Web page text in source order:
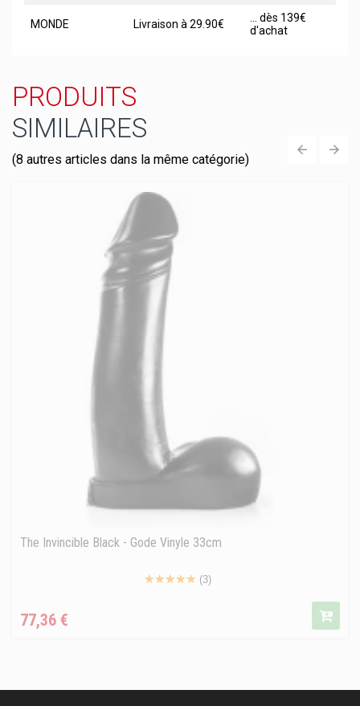
MONDE Livraison à 29.90€
... dès 139€
d'achat
PRODUITS
SIMILAIRES
(8 autres articles dans la même catégorie)
The Invincible Black - Gode Vinyle 33cm
(3)
77,36 €